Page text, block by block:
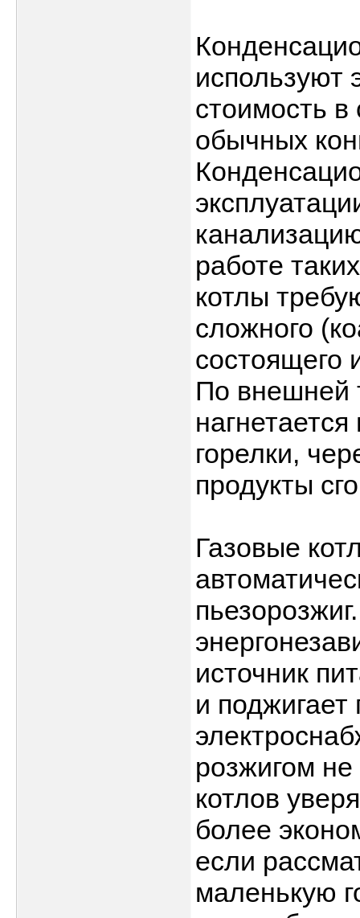
используют
стоимость
обычных
работе
котлы
сложного
состоящего
По внешней
горелки,
продукты
Газовые
источник
и поджигает
розжигом
котлов
более
если
маленькую